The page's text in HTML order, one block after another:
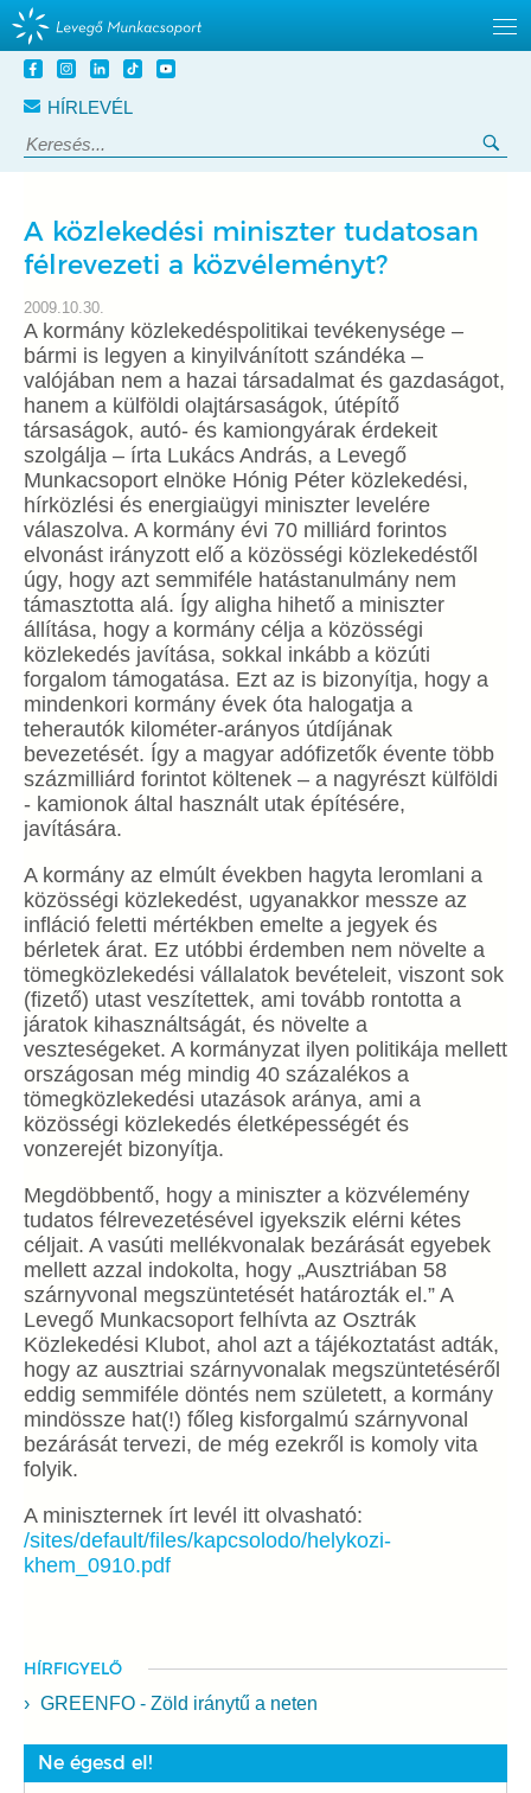
Tovább
tartalomra
HÍRLEVÉL
Keresés:
A közlekedési miniszter tudatosan
félrevezeti a közvéleményt?
2009.10.30.
A kormány közlekedéspolitikai tevékenysége –
bármi is legyen a kinyilvánított szándéka –
valójában nem a hazai társadalmat és gazdaságot,
hanem a külföldi olajtársaságok, útépítő
társaságok, autó- és kamiongyárak érdekeit
szolgálja – írta Lukács András, a Levegő
Munkacsoport elnöke Hónig Péter közlekedési,
hírközlési és energiaügyi miniszter levelére
válaszolva. A kormány évi 70 milliárd forintos
elvonást irányzott elő a közösségi közlekedéstől
úgy, hogy azt semmiféle hatástanulmány nem
támasztotta alá. Így aligha hihető a miniszter
állítása, hogy a kormány célja a közösségi
közlekedés javítása, sokkal inkább a közúti
forgalom támogatása. Ezt az is bizonyítja, hogy a
mindenkori kormány évek óta halogatja a
teherautók kilométer-arányos útdíjának
bevezetését. Így a magyar adófizetők évente több
százmilliárd forintot költenek – a nagyrészt külföldi
- kamionok által használt utak építésére,
javítására.
A kormány az elmúlt években hagyta leromlani a
közösségi közlekedést, ugyanakkor messze az
infláció feletti mértékben emelte a jegyek és
bérletek árat. Ez utóbbi érdemben nem növelte a
tömegközlekedési vállalatok bevételeit, viszont sok
(fizető) utast veszítettek, ami tovább rontotta a
járatok kihasználtságát, és növelte a
veszteségeket. A kormányzat ilyen politikája mellett
országosan még mindig 40 százalékos a
tömegközlekedési utazások aránya, ami a
közösségi közlekedés életképességét és
vonzerejét bizonyítja.
Megdöbbentő, hogy a miniszter a közvélemény
tudatos félrevezetésével igyekszik elérni kétes
céljait. A vasúti mellékvonalak bezárását egyebek
mellett azzal indokolta, hogy „Ausztriában 58
szárnyvonal megszüntetését határozták el.” A
Levegő Munkacsoport felhívta az Osztrák
Közlekedési Klubot, ahol azt a tájékoztatást adták,
hogy az ausztriai szárnyvonalak megszüntetéséről
eddig semmiféle döntés nem született, a kormány
mindössze hat(!) főleg kisforgalmú szárnyvonal
bezárását tervezi, de még ezekről is komoly vita
folyik.
A miniszternek írt levél itt olvasható:
/sites/default/files/kapcsolodo/helykozi-
khem_0910.pdf
HÍRFIGYELŐ
GREENFO - Zöld iránytű a neten
Ne égesd el!